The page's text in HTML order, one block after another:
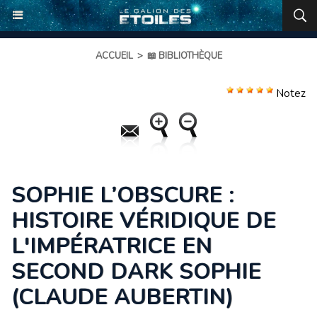
ACCUEIL > 📖 BIBLIOTHÈQUE
Notez
SOPHIE L’OBSCURE :
HISTOIRE VÉRIDIQUE DE
L'IMPÉRATRICE EN
SECOND DARK SOPHIE
(CLAUDE AUBERTIN)